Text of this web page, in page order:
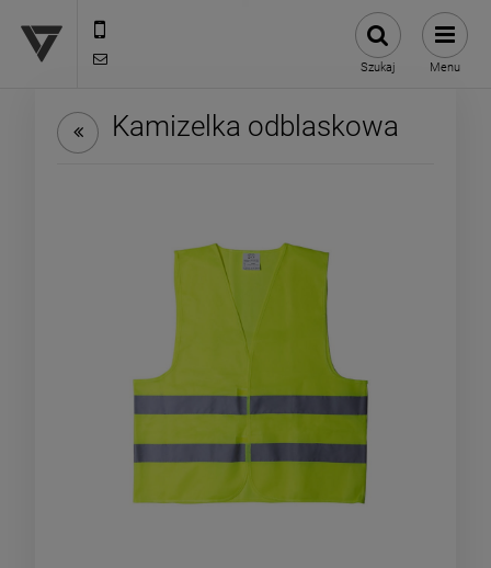
Szukaj Menu
Kamizelka odblaskowa